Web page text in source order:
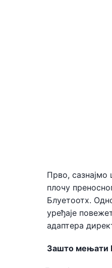
Прво, сазнајмо
плочу
Блуетоотх.
уређаје
адаптера
Зашто мењати